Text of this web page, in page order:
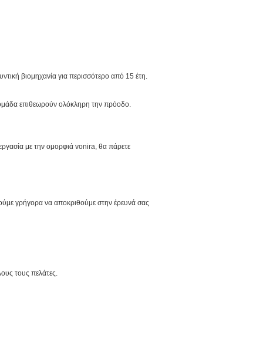
βιομηχανία για περισσότερο από 15 έτη.
ομάδα επιθεωρούν ολόκληρη την πρόοδο.
με την ομορφιά vonira, θα πάρετε
γρήγορα να αποκριθούμε στην έρευνά σας
τους πελάτες.